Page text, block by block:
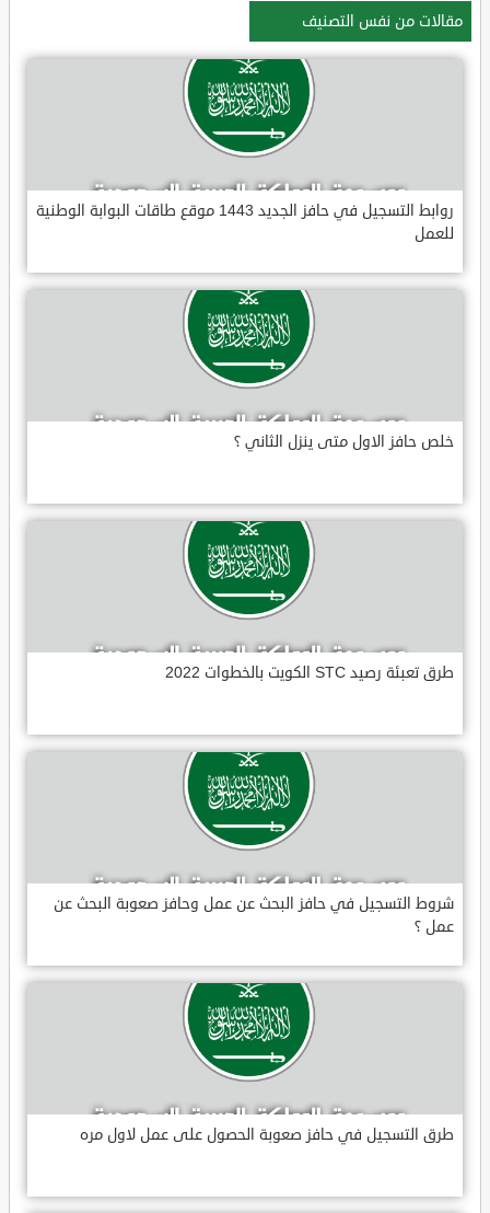
مقالات من نفس التصنيف
روابط التسجيل في حافز الجديد 1443 موقع طاقات البوابة الوطنية
للعمل
خلص حافز الاول متى ينزل الثاني ؟
طرق تعبئة رصيد STC الكويت بالخطوات 2022
شروط التسجيل في حافز البحث عن عمل وحافز صعوبة البحث عن
عمل ؟
طرق التسجيل في حافز صعوبة الحصول على عمل لاول مره